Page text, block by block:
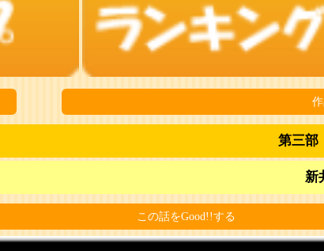
第三部
新
この話をGood!!する